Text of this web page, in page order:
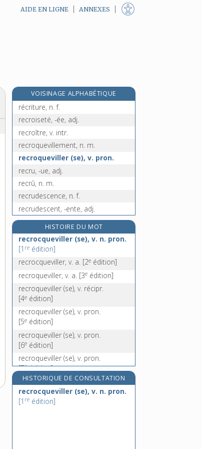
AIDE EN LIGNE ANNEXES
VOISINAGE ALPHABÉTIQUE
recristallisation, n. f.
récriture, n. f.
recroiseté, -ée, adj.
recroître, v. intr.
recroquevillement, n. m.
recroqueviller (se), v. pron.
recru, -ue, adj.
recrû, n. m.
recrudescence, n. f.
recrudescent, -ente, adj.
recrue, n. f.
recrutement, n. m.
recruter, v. tr.
recruteur, n. m.
recta, adv.
HISTOIRE DU MOT
recrocqueviller (se), v. n. pron.
[1 re édition]
recrocqueviller, v. a. [2e édition]
recroqueviller, v. a. [3e édition]
recroqueviller (se), v. récipr.
[4e édition]
recroqueviller (se), v. pron.
[5e édition]
recroqueviller (se), v. pron.
[6e édition]
recroqueviller (se), v. pron.
[7eédition]
recroqueviller (se), v. pron.
[8eédition]
recroqueviller (se), v. pron.
HISTORIQUE DE CONSULTATION
recrocqueviller (se), v. n. pron.
[1 re édition]